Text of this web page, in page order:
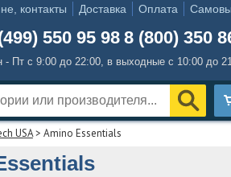
контакты Доставка Оплата
550 95 98 8 (800) 350
- Пт с 9:00 до 22:00, в выходные с 10:00 до
USA> Amino Essentials